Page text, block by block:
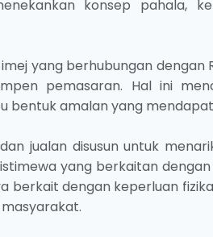
konsep pahala,
yang berhubungan
pemasaran. Hal ini
bentuk amalan yang
jualan disusun untuk
yang berkaitan
berkait dengan keperluan